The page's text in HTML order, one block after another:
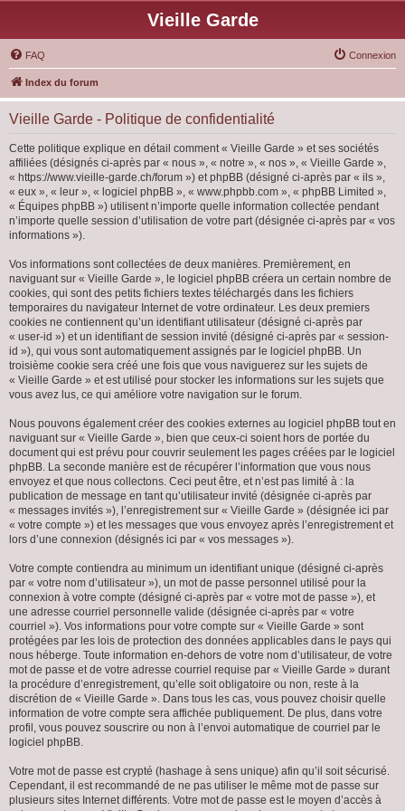
Vieille Garde
FAQ Connexion
Index du forum
Vieille Garde - Politique de confidentialité
Cette politique explique en détail comment « Vieille Garde » et ses sociétés
affiliées (désignés ci-après par « nous », « notre », « nos », « Vieille Garde »,
« https://www.vieille-garde.ch/forum ») et phpBB (désigné ci-après par « ils »,
« eux », « leur », « logiciel phpBB », « www.phpbb.com », « phpBB Limited »,
« Équipes phpBB ») utilisent n’importe quelle information collectée pendant
n’importe quelle session d’utilisation de votre part (désignée ci-après par « vos
informations »).
Vos informations sont collectées de deux manières. Premièrement, en
naviguant sur « Vieille Garde », le logiciel phpBB créera un certain nombre de
cookies, qui sont des petits fichiers textes téléchargés dans les fichiers
temporaires du navigateur Internet de votre ordinateur. Les deux premiers
cookies ne contiennent qu’un identifiant utilisateur (désigné ci-après par
« user-id ») et un identifiant de session invité (désigné ci-après par « session-
id »), qui vous sont automatiquement assignés par le logiciel phpBB. Un
troisième cookie sera créé une fois que vous naviguerez sur les sujets de
« Vieille Garde » et est utilisé pour stocker les informations sur les sujets que
vous avez lus, ce qui améliore votre navigation sur le forum.
Nous pouvons également créer des cookies externes au logiciel phpBB tout en
naviguant sur « Vieille Garde », bien que ceux-ci soient hors de portée du
document qui est prévu pour couvrir seulement les pages créées par le logiciel
phpBB. La seconde manière est de récupérer l’information que vous nous
envoyez et que nous collectons. Ceci peut être, et n’est pas limité à : la
publication de message en tant qu’utilisateur invité (désignée ci-après par
« messages invités »), l’enregistrement sur « Vieille Garde » (désignée ici par
« votre compte ») et les messages que vous envoyez après l’enregistrement et
lors d’une connexion (désignés ici par « vos messages »).
Votre compte contiendra au minimum un identifiant unique (désigné ci-après
par « votre nom d’utilisateur »), un mot de passe personnel utilisé pour la
connexion à votre compte (désigné ci-après par « votre mot de passe »), et
une adresse courriel personnelle valide (désignée ci-après par « votre
courriel »). Vos informations pour votre compte sur « Vieille Garde » sont
protégées par les lois de protection des données applicables dans le pays qui
nous héberge. Toute information en-dehors de votre nom d’utilisateur, de votre
mot de passe et de votre adresse courriel requise par « Vieille Garde » durant
la procédure d’enregistrement, qu’elle soit obligatoire ou non, reste à la
discrétion de « Vieille Garde ». Dans tous les cas, vous pouvez choisir quelle
information de votre compte sera affichée publiquement. De plus, dans votre
profil, vous pouvez souscrire ou non à l’envoi automatique de courriel par le
logiciel phpBB.
Votre mot de passe est crypté (hashage à sens unique) afin qu’il soit sécurisé.
Cependant, il est recommandé de ne pas utiliser le même mot de passe sur
plusieurs sites Internet différents. Votre mot de passe est le moyen d’accès à